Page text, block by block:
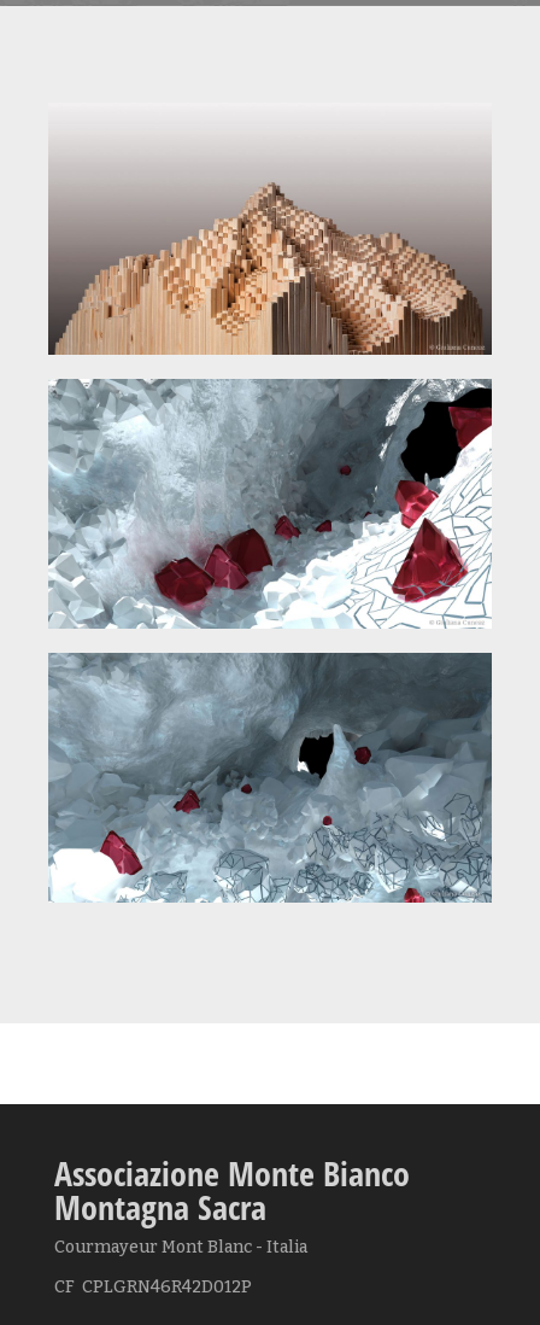
Associazione Monte Bianco
Montagna Sacra
Courmayeur Mont Blanc - Italia
CF CPLGRN46R42D012P